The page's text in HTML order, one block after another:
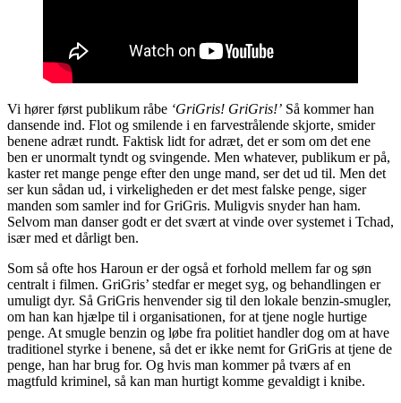
Vi hører først publikum råbe ‘GriGris! GriGris!’ Så kommer han
dansende ind. Flot og smilende i en farvestrålende skjorte, smider
benene adræt rundt. Faktisk lidt for adræt, det er som om det ene
ben er unormalt tyndt og svingende. Men whatever, publikum er på,
kaster ret mange penge efter den unge mand, ser det ud til. Men det
ser kun sådan ud, i virkeligheden er det mest falske penge, siger
manden som samler ind for GriGris. Muligvis snyder han ham.
Selvom man danser godt er det svært at vinde over systemet i Tchad,
især med et dårligt ben.
Som så ofte hos Haroun er der også et forhold mellem far og søn
centralt i filmen. GriGris’ stedfar er meget syg, og behandlingen er
umuligt dyr. Så GriGris henvender sig til den lokale benzin-smugler,
om han kan hjælpe til i organisationen, for at tjene nogle hurtige
penge. At smugle benzin og løbe fra politiet handler dog om at have
traditionel styrke i benene, så det er ikke nemt for GriGris at tjene de
penge, han har brug for. Og hvis man kommer på tværs af en
magtfuld kriminel, så kan man hurtigt komme gevaldigt i knibe.